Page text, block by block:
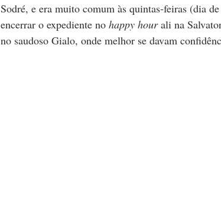
Sodré, e era muito comum às quintas-feiras (dia
encerrar o expediente no happy hour ali na
no saudoso Gialo, onde melhor se davam